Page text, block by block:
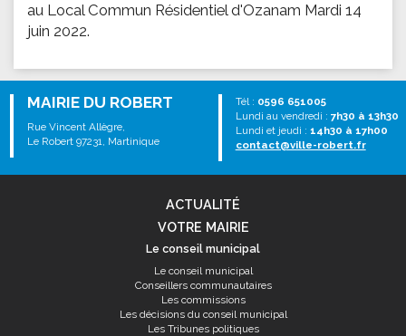
au Local Commun Résidentiel d'Ozanam Mardi 14
juin 2022.
MAIRIE DU ROBERT
Rue Vincent Allègre,
Le Robert 97231, Martinique
Tél : 0596 651005
Lundi au vendredi : 7h30 à 13h30
Lundi et jeudi : 14h30 à 17h00
contact@ville-robert.fr
ACTUALITÉ
VOTRE MAIRIE
Le conseil municipal
Le conseil municipal
Conseillers communautaires
Les commissions
Les décisions du conseil municipal
Les Tribunes politiques